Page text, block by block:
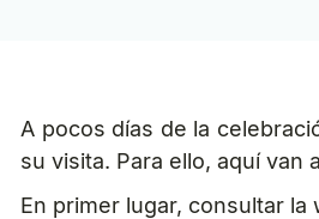
A pocos días de la
su visita. Para ello, aquí van
En primer lugar, consultar la